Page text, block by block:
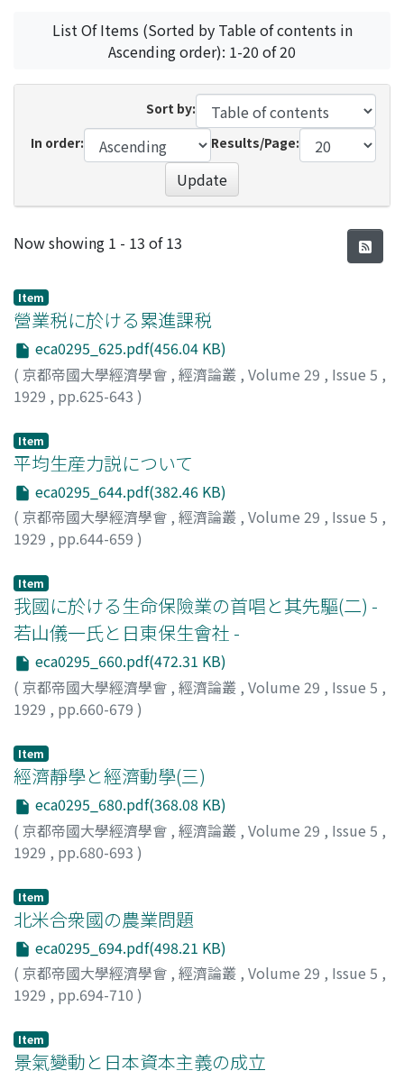
List Of Items (Sorted by Table of contents in
Ascending order): 1-20 of 20
Sort by:
In order:
Results/Page:
Update
Recent Submissions
Now showing 1 - 13 of 13
Item
營業税に於ける累進課税
eca0295_625.pdf(456.04 KB)
( 京都帝國大學經濟學會 , 經濟論叢 , Volume 29 , Issue 5 ,
1929 , pp.625-643 )
Item
平均生産力説について
eca0295_644.pdf(382.46 KB)
( 京都帝國大學經濟學會 , 經濟論叢 , Volume 29 , Issue 5 ,
1929 , pp.644-659 )
Item
我國に於ける生命保險業の首唱と其先驅(二) -
若山儀一氏と日東保生會社 -
eca0295_660.pdf(472.31 KB)
( 京都帝國大學經濟學會 , 經濟論叢 , Volume 29 , Issue 5 ,
1929 , pp.660-679 )
Item
經濟靜學と經濟動學(三)
eca0295_680.pdf(368.08 KB)
( 京都帝國大學經濟學會 , 經濟論叢 , Volume 29 , Issue 5 ,
1929 , pp.680-693 )
Item
北米合衆國の農業問題
eca0295_694.pdf(498.21 KB)
( 京都帝國大學經濟學會 , 經濟論叢 , Volume 29 , Issue 5 ,
1929 , pp.694-710 )
Item
景氣變動と日本資本主義の成立